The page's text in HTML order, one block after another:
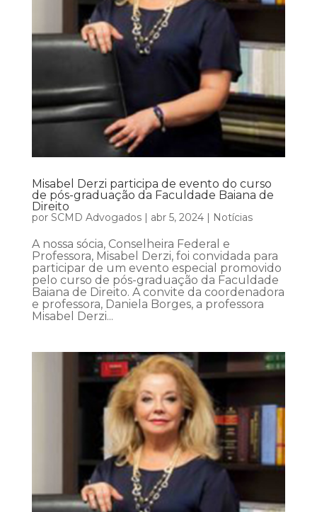
Misabel Derzi participa de evento do curso
de pós-graduação da Faculdade Baiana de
Direito
por SCMD Advogados| abr 5, 2024| Notícias
A nossa sócia, Conselheira Federal e
Professora, Misabel Derzi, foi convidada para
participar de um evento especial promovido
pelo curso de pós-graduação da Faculdade
Baiana de Direito. A convite da coordenadora
e professora, Daniela Borges, a professora
Misabel Derzi...